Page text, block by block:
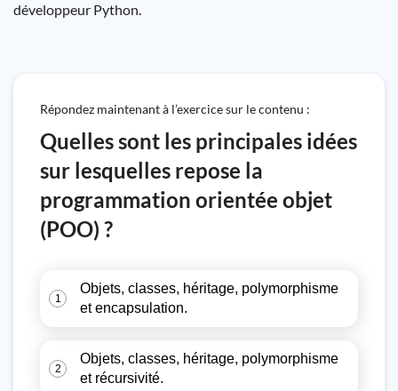
développeur Python.
Répondez maintenant à l’exercice sur le contenu :
Quelles sont les principales idées
sur lesquelles repose la
programmation orientée objet
(POO) ?
1
Objets, classes, héritage, polymorphisme
et encapsulation.
2
Objets, classes, héritage, polymorphisme
et récursivité.